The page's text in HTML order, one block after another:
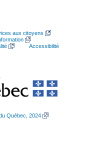
aux citoyens
Accessibilité
Québec, 2024